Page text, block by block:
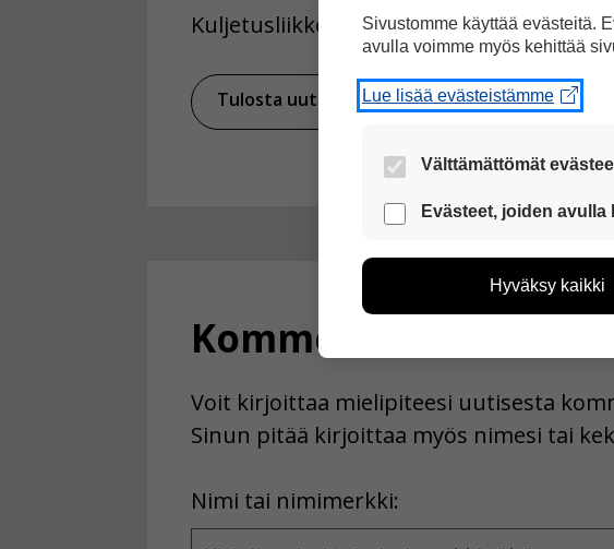
Kuljetusliikkeet väittävät, että isot rekat
Tulosta uutinen Jaa Facebookissa
Kommentoi
Voit kirjoittaa mielipiteesi uutisesta
Sinun pitää kirjoittaa myös nimesi tai
Nimi tai nimimerkki:
Name
Sivustomme käyttää evästeitä.
avulla voimme myös kehittää
Lue lisää evästeistämme
Välttämättömät
Nämä evästeet ovat aina
Evästeet, joiden
voimme kehittää
esimerkiksi kävijämääristä
kuitenkaan kerää
Hyväksy kaikki